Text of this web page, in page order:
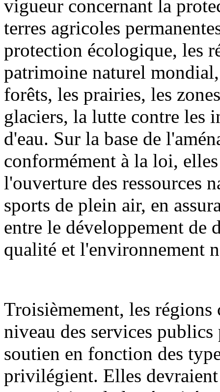
vigueur concernant la
terres agricoles
protection écologique, les
patrimoine naturel
forêts, les prairies, les
glaciers, la lutte contre les
d'eau. Sur la base de
conformément à la loi,
l'ouverture des ressources
sports de plein air, en
entre le développement de
qualité et l'environnement
Troisièmement, les régions
niveau des services
soutien en fonction des
privilégient. Elles